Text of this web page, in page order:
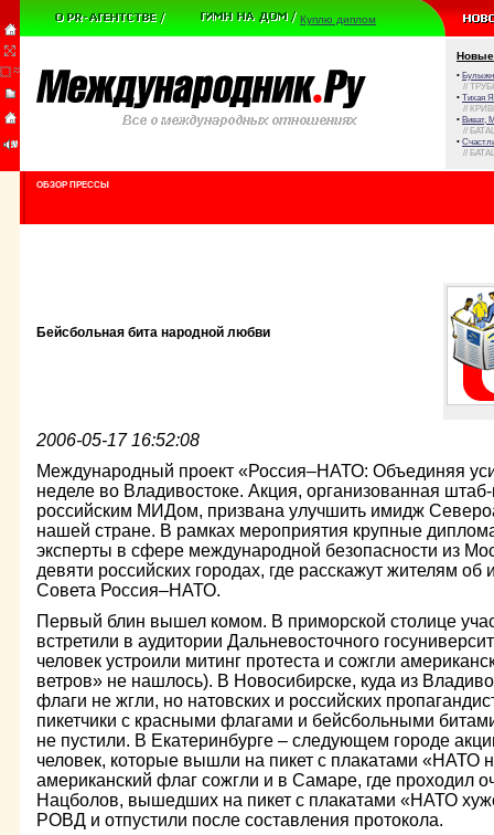
Куплю диплом
Новые
•
//
• Тихая
//
• Виват,
//
•
//
ОБЗОР ПРЕССЫ
Бейсбольная бита народной любви
2006-05-17 16:52:08
Международный проект «Россия–НАТО: Объединяя
неделе во Владивостоке. Акция, организованная
российским МИДом, призвана улучшить имидж
нашей стране. В рамках мероприятия крупные
эксперты в сфере международной безопасности из
девяти российских городах, где расскажут жителям об
Совета Россия–НАТО.
Первый блин вышел комом. В приморской столице
встретили в аудитории Дальневосточного
человек устроили митинг протеста и сожгли
ветров» не нашлось). В Новосибирске, куда из
флаги не жгли, но натовских и российских
пикетчики с красными флагами и бейсбольными
не пустили. В Екатеринбурге – следующем городе
человек, которые вышли на пикет с плакатами «НАТО
американский флаг сожгли и в Самаре, где проходил
Нацболов, вышедших на пикет с плакатами «НАТО
РОВД и отпустили после составления протокола.